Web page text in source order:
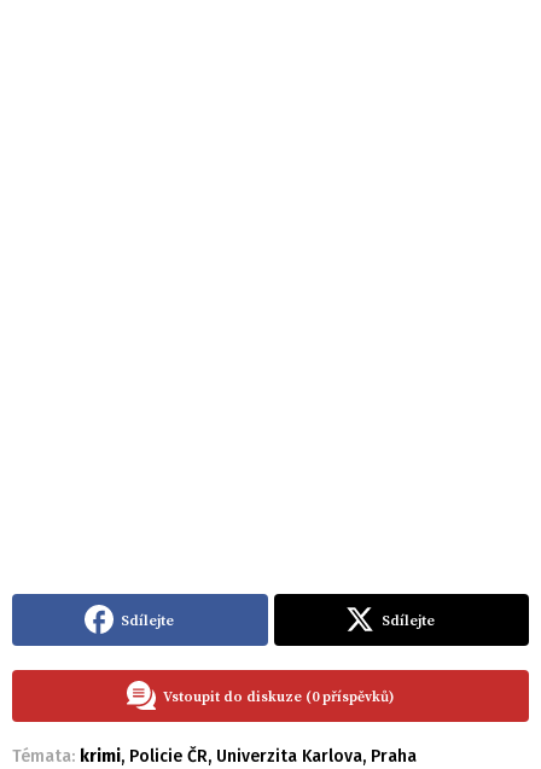
Sdílejte Sdílejte
Vstoupit do diskuze (0 příspěvků)
Témata: krimi, Policie ČR, Univerzita Karlova, Praha